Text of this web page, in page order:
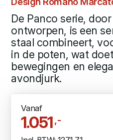
De Panco serie,
ontworpen, is een
staal combineert,
in de poten, wat
bewegingen en
avondjurk.
Vanaf
1.051,-